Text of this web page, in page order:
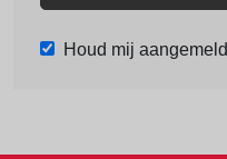
Houd mij aangemeld